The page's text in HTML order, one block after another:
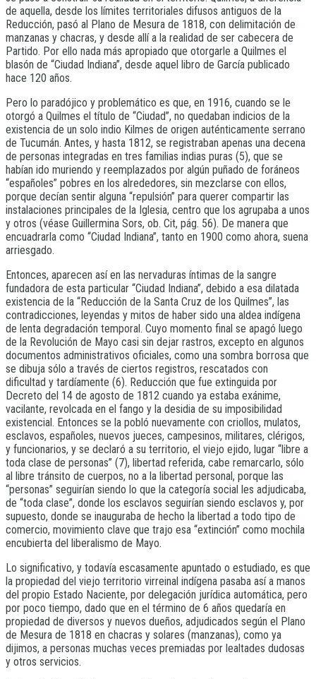
de aquella, desde los límites territoriales difusos antiguos de la
Reducción, pasó al Plano de Mesura de 1818, con delimitación de
manzanas y chacras, y desde allí a la realidad de ser cabecera de
Partido. Por ello nada más apropiado que otorgarle a Quilmes el
blasón de “Ciudad Indiana”, desde aquel libro de García publicado
hace 120 años.
Pero lo paradójico y problemático es que, en 1916, cuando se le
otorgó a Quilmes el título de “Ciudad”, no quedaban indicios de la
existencia de un solo indio Kilmes de origen auténticamente serrano
de Tucumán. Antes, y hasta 1812, se registraban apenas una decena
de personas integradas en tres familias indias puras (5), que se
habían ido muriendo y reemplazados por algún puñado de foráneos
“españoles” pobres en los alrededores, sin mezclarse con ellos,
porque decían sentir alguna “repulsión” para querer compartir las
instalaciones principales de la Iglesia, centro que los agrupaba a unos
y otros (véase Guillermina Sors, ob. Cit, pág. 56). De manera que
encuadrarla como “Ciudad Indiana”, tanto en 1900 como ahora, suena
arriesgado.
Entonces, aparecen así en las nervaduras íntimas de la sangre
fundadora de esta particular “Ciudad Indiana”, debido a esa dilatada
existencia de la “Reducción de la Santa Cruz de los Quilmes”, las
contradicciones, leyendas y mitos de haber sido una aldea indígena
de lenta degradación temporal. Cuyo momento final se apagó luego
de la Revolución de Mayo casi sin dejar rastros, excepto en algunos
documentos administrativos oficiales, como una sombra borrosa que
se dibuja sólo a través de ciertos registros, rescatados con
dificultad y tardíamente (6). Reducción que fue extinguida por
Decreto del 14 de agosto de 1812 cuando ya estaba exánime,
vacilante, revolcada en el fango y la desidia de su imposibilidad
existencial. Entonces se la pobló nuevamente con criollos, mulatos,
esclavos, españoles, nuevos jueces, campesinos, militares, clérigos,
y funcionarios, y se declaró a su territorio, el viejo ejido, lugar “libre a
toda clase de personas” (7), libertad referida, cabe remarcarlo, sólo
al libre tránsito de cuerpos, no a la libertad personal, porque las
“personas” seguirían siendo lo que la categoría social les adjudicaba,
de “toda clase”, donde los esclavos seguirían siendo esclavos y, por
supuesto, donde se inauguraba de hecho la libertad a todo tipo de
comercio, movimiento clave que trajo esa “extinción” como mochila
encubierta del liberalismo de Mayo.
Lo significativo, y todavía escasamente apuntado o estudiado, es que
la propiedad del viejo territorio virreinal indígena pasaba así a manos
del propio Estado Naciente, por delegación jurídica automática, pero
por poco tiempo, dado que en el término de 6 años quedaría en
propiedad de diversos y nuevos dueños, adjudicados según el Plano
de Mesura de 1818 en chacras y solares (manzanas), como ya
dijimos, a personas muchas veces premiadas por lealtades dudosas
y otros servicios.